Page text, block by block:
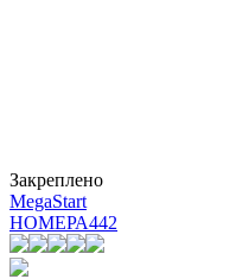
Закреплено
MegaStart
НОМЕРА442